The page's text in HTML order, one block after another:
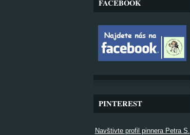
FACEBOOK
PINTEREST
Navštivte profil pinnera Petra S.